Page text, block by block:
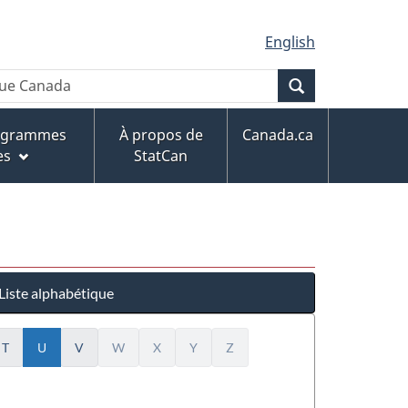
English
À propos de
StatCan
Canada.ca
Liste alphabétique
T U (actuel)
V W X Y Z